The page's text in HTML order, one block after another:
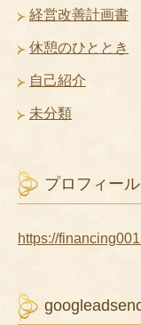
経営改善計画書
休憩のひととき
自己紹介
未分類
プロフィー
https://